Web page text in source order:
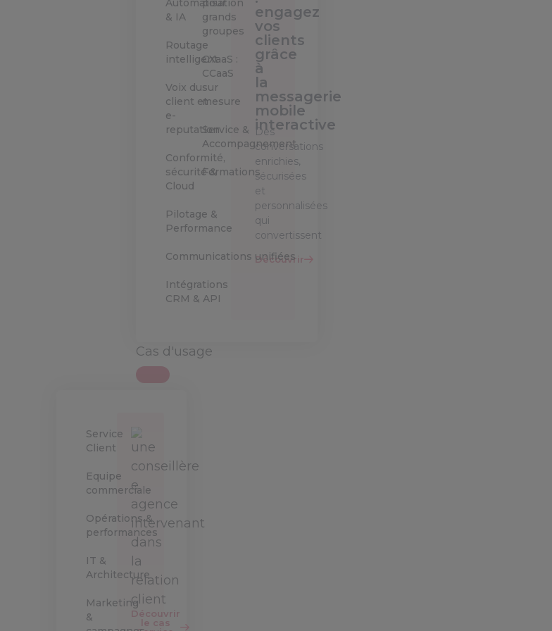
Automatisation
& IA
Routage
intelligent
Voix du
client et
e-
reputation
Conformité,
sécurité &
Cloud
Pilotage &
Performance
Communications unifiées
Intégrations
CRM & API
pour
grands
groupes
CXaaS :
CCaaS
sur
mesure
Service &
Accompagnement
Formations
engagez
vos
clients
grâce
à
la
messagerie
mobile
interactive
Des
conversations
enrichies,
sécurisées
et
personnalisées
qui
convertissent
Découvrir
Cas d'usage
Service
Client
Equipe
commerciale
Opérations &
performances
IT &
Architecture
Marketing
&
Découvrir
le cas